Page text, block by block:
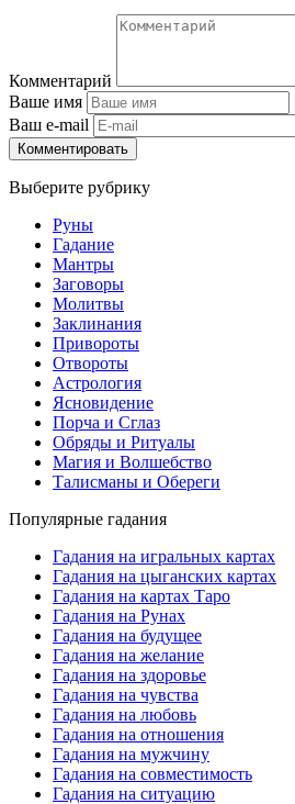
Комментарий
Ваше имя
Ваш e-mail
Комментировать
Выберите рубрику
Руны
Гадание
Мантры
Заговоры
Молитвы
Заклинания
Привороты
Отвороты
Астрология
Ясновидение
Порча и Сглаз
Обряды и Ритуалы
Магия и Волшебство
Талисманы и Обереги
Популярные гадания
Гадания на игральных картах
Гадания на цыганских картах
Гадания на картах Таро
Гадания на Рунах
Гадания на будущее
Гадания на желание
Гадания на здоровье
Гадания на чувства
Гадания на любовь
Гадания на отношения
Гадания на мужчину
Гадания на совместимость
Гадания на ситуацию